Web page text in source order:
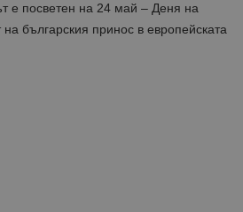
е посветен на 24 май – Деня на
българския принос в европейската